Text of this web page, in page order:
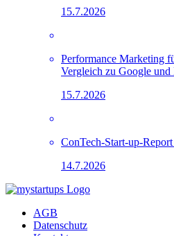
15.7.2026
Performance Marketing
Vergleich zu Google und
15.7.2026
ConTech-Start-up-
14.7.2026
AGB
Datenschutz